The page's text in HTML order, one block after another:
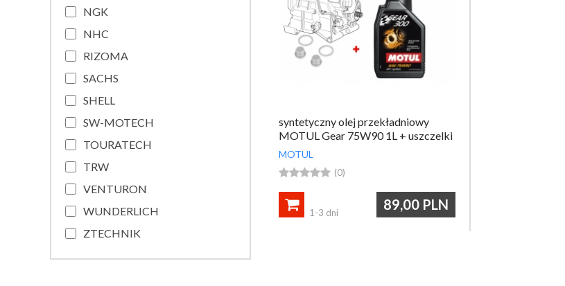
NGK
NHC
RIZOMA
SACHS
SHELL
SW-MOTECH
TOURATECH
TRW
VENTURON
WUNDERLICH
ZTECHNIK
syntetyczny olej przekładniowy
MOTUL Gear 75W90 1L + uszczelki
MOTUL
 (0)
89,00 PLN

1-3 dni